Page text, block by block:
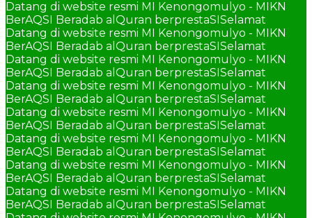
Datang di website resmi MI Kenongomulyo - MIKN
BerAQSI Beradab alQuran berprestaSISelamat
Datang di website resmi MI Kenongomulyo - MIKN
BerAQSI Beradab alQuran berprestaSISelamat
Datang di website resmi MI Kenongomulyo - MIKN
BerAQSI Beradab alQuran berprestaSISelamat
Datang di website resmi MI Kenongomulyo - MIKN
BerAQSI Beradab alQuran berprestaSISelamat
Datang di website resmi MI Kenongomulyo - MIKN
BerAQSI Beradab alQuran berprestaSISelamat
Datang di website resmi MI Kenongomulyo - MIKN
BerAQSI Beradab alQuran berprestaSISelamat
Datang di website resmi MI Kenongomulyo - MIKN
BerAQSI Beradab alQuran berprestaSISelamat
Datang di website resmi MI Kenongomulyo - MIKN
BerAQSI Beradab alQuran berprestaSISelamat